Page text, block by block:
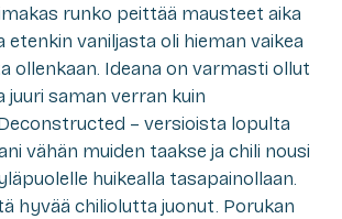
runko peittää mausteet aika
etenkin vaniljasta oli hieman vaikea
ollenkaan. Ideana on varmasti ollut
juuri saman verran kuin
– versioista lopulta
vähän muiden taakse ja chili nousi
huikealla tasapainollaan.
hyvää chiliolutta juonut. Porukan